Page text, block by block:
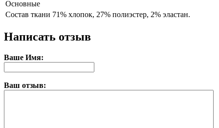
Основные
Состав ткани 71% хлопок, 27% полиэстер, 2% эластан.
Написать отзыв
Ваше Имя:
Ваш отзыв: